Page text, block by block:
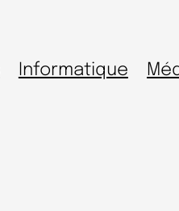
Informatique